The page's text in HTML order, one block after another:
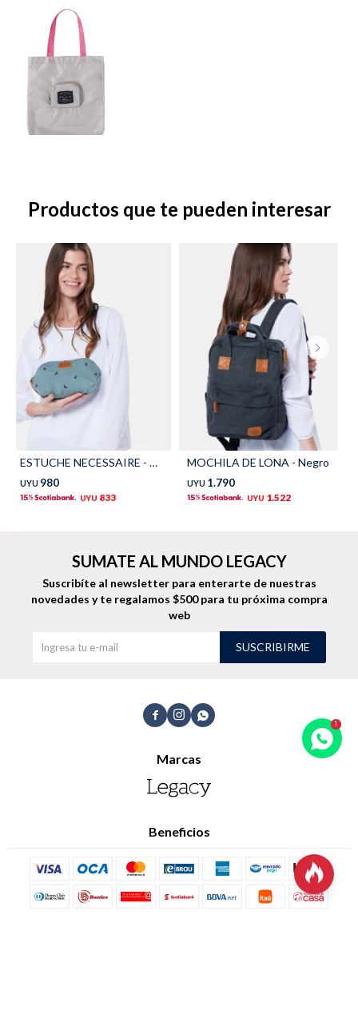
Productos que te pueden interesar
ESTUCHE NECESSAIRE - Verde
UYU 980
UYU 833
MOCHILA DE LONA - Negro
UYU 1.790
UYU 1.522
  
Marcas
Beneficios
SUMATE AL MUNDO LEGACY
Suscribíte al newsletter para enterarte de nuestras
novedades y te regalamos $500 para tu próxima compra
web
SUSCRIBIRME

Sacos
Bolsos y valijas Accesorios
TALLES GRANDES Uniformes empresariales
Canjear mis puntos
Uniformes empresariales